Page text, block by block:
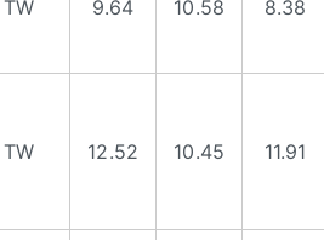
TW 9.64 10.58 8.38
TW 12.52 10.45 11.91